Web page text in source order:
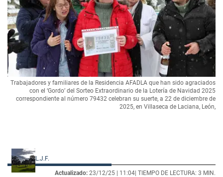
Trabajadores y familiares de la Residencia AFADLA que han sido agraciados
con el ‘Gordo’ del Sorteo Extraordinario de la Lotería de Navidad 2025
correspondiente al número 79432 celebran su suerte, a 22 de diciembre de
2025, en Villaseca de Laciana, León,
L.J.F.
Actualizado: 23/12/25 | 11:04| TIEMPO DE LECTURA: 3 MIN.